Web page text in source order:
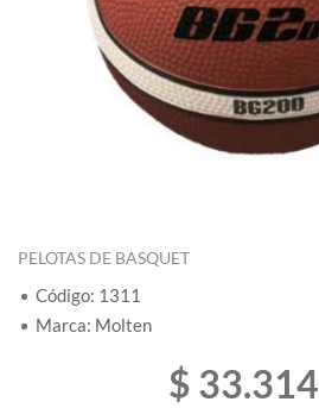
PELOTAS DE BASQUET
Código: 1311
Marca: Molten
$ 33.314